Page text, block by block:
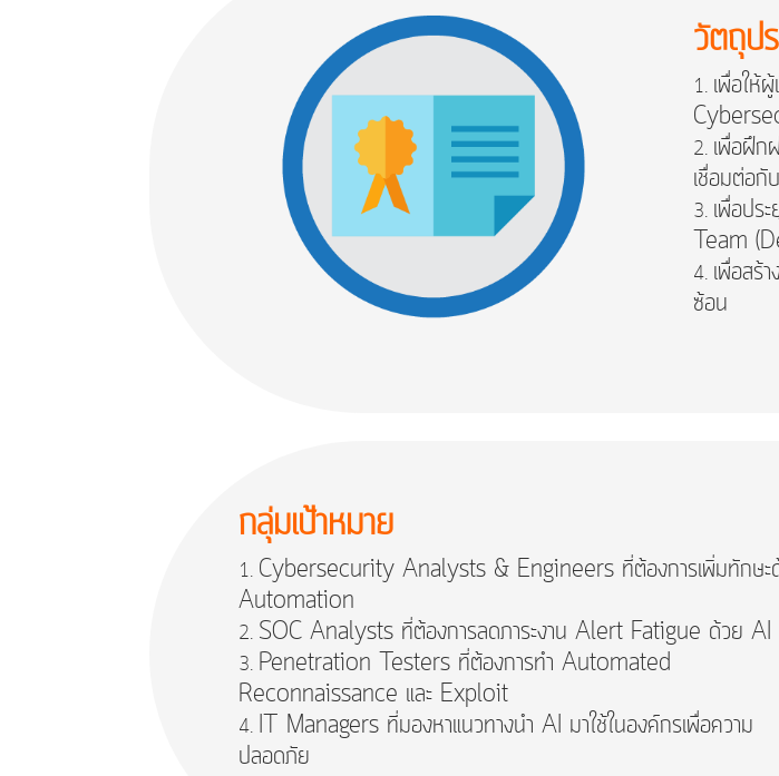
วัตถุป
เพื่อให้
เพื่อฝึก
เชื่อมต่อกั
เพื่อปร
Team
เพื่อสร้
ซ้อน
กลุ่มเป้าหมาย
Cybersecurity Analysts & Engineers ที่ต้องการเพิ่มทักษะ
Automation
SOC Analysts ที่ต้องการลดภาระงาน Alert Fatigue ด้วย AI
Penetration Testers ที่ต้องการทำ Automated
Reconnaissance และ Exploit
IT Managers ที่มองหาแนวทางนำ AI มาใช้ในองค์กรเพื่อความ
ปลอดภัย